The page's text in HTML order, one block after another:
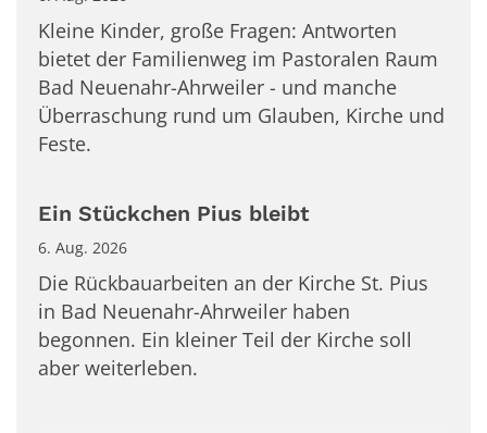
Kleine Kinder, große Fragen: Antworten
bietet der Familienweg im Pastoralen Raum
Bad Neuenahr-Ahrweiler - und manche
Überraschung rund um Glauben, Kirche und
Feste.
Ein Stückchen Pius bleibt
6. Aug. 2026
Die Rückbauarbeiten an der Kirche St. Pius
in Bad Neuenahr-Ahrweiler haben
begonnen. Ein kleiner Teil der Kirche soll
aber weiterleben.